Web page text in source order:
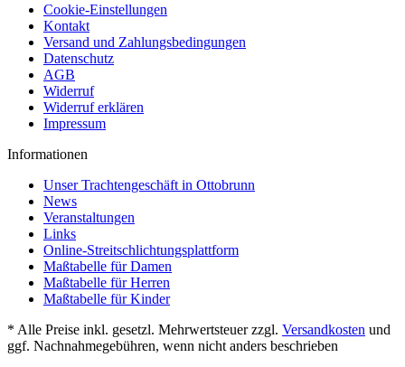
Cookie-Einstellungen
Kontakt
Versand und Zahlungsbedingungen
Datenschutz
AGB
Widerruf
Widerruf erklären
Impressum
Informationen
Unser Trachtengeschäft in Ottobrunn
News
Veranstaltungen
Links
Online-Streitschlichtungsplattform
Maßtabelle für Damen
Maßtabelle für Herren
Maßtabelle für Kinder
* Alle Preise inkl. gesetzl. Mehrwertsteuer zzgl. Versandkosten und
ggf. Nachnahmegebühren, wenn nicht anders beschrieben